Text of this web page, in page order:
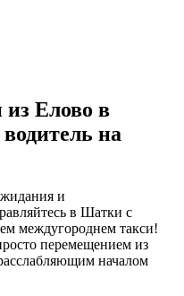
из Елово в
на
и
в Шатки с
междугороднем такси!
перемещением из
началом